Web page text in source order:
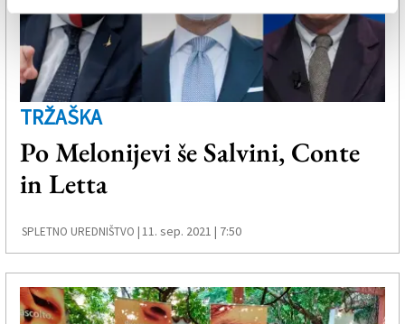
TRŽAŠKA
Po Melonijevi še Salvini, Conte
in Letta
SPLETNO UREDNIŠTVO | 11. sep. 2021 | 7:50